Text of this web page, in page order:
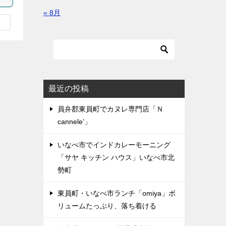
« 8月
最近の投稿
員弁郡東員町でカヌレ専門店「Ｎ
cannele’」
いなべ市でインドカレーモーニング
「サヤ キッチン ハウス」いなべ市北
勢町
東員町・いなべ市ランチ「omiya」ボ
リュームたっぷり、落ち着ける